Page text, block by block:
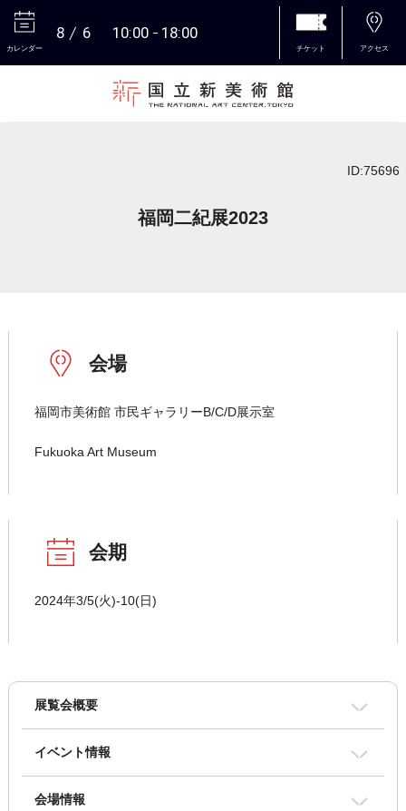
カレンダー
8 6 10:00 18:00
チケット アクセス
ID:75696
福岡二紀展2023
会場
福岡市美術館 市民ギャラリーB/C/D展示室
Fukuoka Art Museum
会期
2024年3/5(火)-10(日)
展覧会概要
イベント情報
会場情報